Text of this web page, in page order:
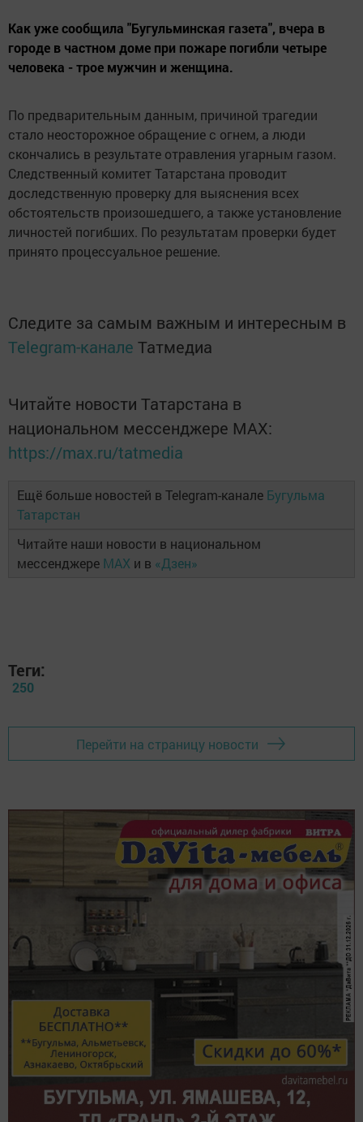
Как уже сообщила "Бугульминская газета", вчера в
городе в частном доме при пожаре погибли четыре
человека - трое мужчин и женщина.
По предварительным данным, причиной трагедии
стало неосторожное обращение с огнем, а люди
скончались в результате отравления угарным газом.
Следственный комитет Татарстана проводит
доследственную проверку для выяснения всех
обстоятельств произошедшего, а также установление
личностей погибших. По результатам проверки будет
принято процессуальное решение.
Следите за самым важным и интересным в
Telegram-канале Татмедиа
Читайте новости Татарстана в
национальном мессенджере MАХ:
https://max.ru/tatmedia
Ещё больше новостей в Telegram-канале Бугульма
Татарстан
Читайте наши новости в национальном
мессенджере MAX и в «Дзен»
Теги:
250
Перейти на страницу новости